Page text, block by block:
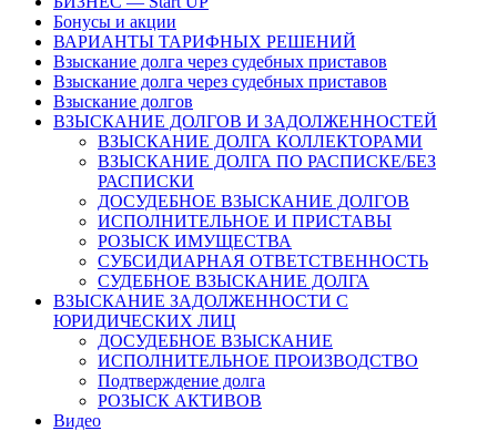
Бонусы и акции
ВАРИАНТЫ ТАРИФНЫХ РЕШЕНИЙ
Взыскание долга через судебных приставов
Взыскание долга через судебных приставов
Взыскание долгов
ВЗЫСКАНИЕ ДОЛГОВ И ЗАДОЛЖЕННОСТЕЙ
ВЗЫСКАНИЕ ДОЛГА КОЛЛЕКТОРАМИ
ВЗЫСКАНИЕ ДОЛГА ПО РАСПИСКЕ/БЕЗ
РАСПИСКИ
ДОСУДЕБНОЕ ВЗЫСКАНИЕ ДОЛГОВ
ИСПОЛНИТЕЛЬНОЕ И ПРИСТАВЫ
РОЗЫСК ИМУЩЕСТВА
СУБСИДИАРНАЯ ОТВЕТСТВЕННОСТЬ
СУДЕБНОЕ ВЗЫСКАНИЕ ДОЛГА
ВЗЫСКАНИЕ ЗАДОЛЖЕННОСТИ С
ЮРИДИЧЕСКИХ ЛИЦ
ДОСУДЕБНОЕ ВЗЫСКАНИЕ
ИСПОЛНИТЕЛЬНОЕ ПРОИЗВОДСТВО
Подтверждение долга
РОЗЫСК АКТИВОВ
Видео